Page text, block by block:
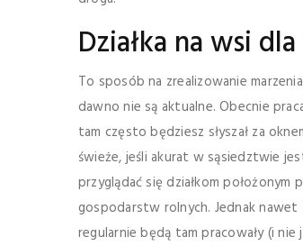
Działka na wsi
To sposób na zrealizowanie
dawno nie są aktualne. Obecnie
tam często będziesz słyszał za
świeże, jeśli akurat w sąsiedztwie
przyglądać się działkom
gospodarstw rolnych. Jednak nawet
regularnie będą tam pracowały (i